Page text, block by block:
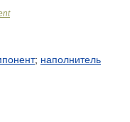
; наполнитель